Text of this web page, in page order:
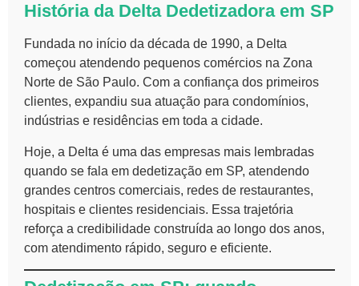
História da Delta Dedetizadora em SP
Fundada no início da década de 1990, a Delta
começou atendendo pequenos comércios na Zona
Norte de São Paulo. Com a confiança dos primeiros
clientes, expandiu sua atuação para condomínios,
indústrias e residências em toda a cidade.
Hoje, a Delta é uma das empresas mais lembradas
quando se fala em dedetização em SP, atendendo
grandes centros comerciais, redes de restaurantes,
hospitais e clientes residenciais. Essa trajetória
reforça a credibilidade construída ao longo dos anos,
com atendimento rápido, seguro e eficiente.